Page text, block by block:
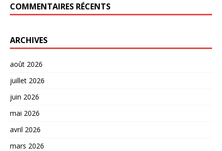
COMMENTAIRES RÉCENTS
ARCHIVES
août 2026
juillet 2026
juin 2026
mai 2026
avril 2026
mars 2026